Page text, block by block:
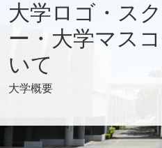
大学ロゴ・ス
ー・大学マス
いて
大学概要